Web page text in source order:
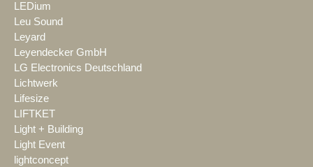
LEDium
Leu Sound
Leyard
Leyendecker GmbH
LG Electronics Deutschland
Lichtwerk
Lifesize
LIFTKET
Light + Building
Light Event
lightconcept